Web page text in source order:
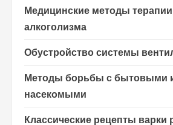
Медицинские методы
алкоголизма
Обустройство системы
Методы борьбы с бытовыми
насекомыми
Классические рецепты варки